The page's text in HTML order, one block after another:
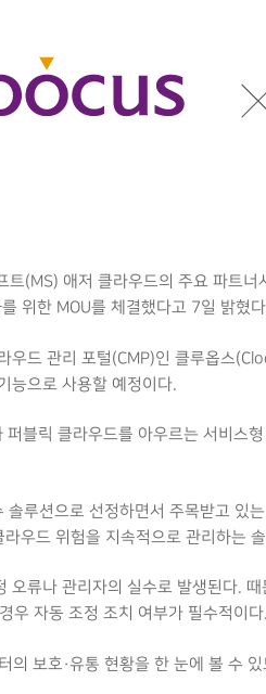
트(MS) 애저 클라우드의 주요 파트
위한 MOU를 체결했다고 7일 밝혔
우드 관리 포털(CMP)인 클루옵스
능으로 사용할 예정이다.
퍼블릭 클라우드를 아우르는 서비
솔루션으로 선정하면서 주목받고 있
우드 위험을 지속적으로 관리하는
오류나 관리자의 실수로 발생된다.
우 자동 조정 조치 여부가 필수적이다.
의 보호·유통 현황을 한 눈에 볼 수